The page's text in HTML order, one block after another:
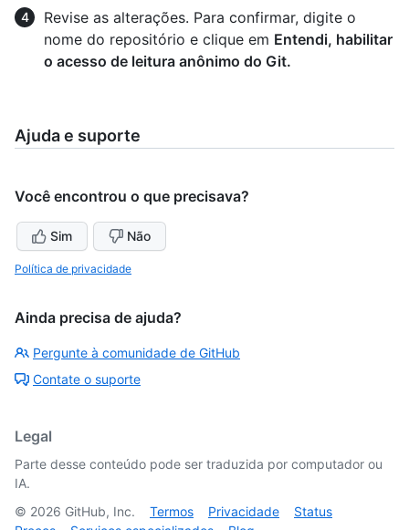
Revise as alterações. Para confirmar, digite o
nome do repositório e clique em Entendi, habilitar
o acesso de leitura anônimo do Git.
Ajuda e suporte
Você encontrou o que precisava?
Sim Não
Política de privacidade
Ainda precisa de ajuda?
Pergunte à comunidade de GitHub
Contate o suporte
Legal
Parte desse conteúdo pode ser traduzida por computador ou
IA.
© 2026 GitHub, Inc. Termos Privacidade
Status